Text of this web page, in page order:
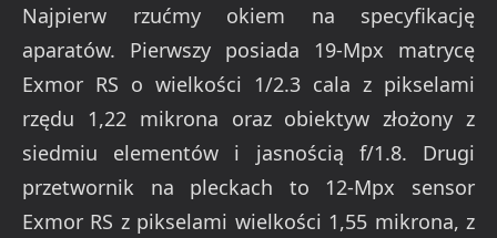
Najpierw rzućmy okiem na specyfikację
aparatów. Pierwszy posiada 19-Mpx matrycę
Exmor RS o wielkości 1/2.3 cala z pikselami
rzędu 1,22 mikrona oraz obiektyw złożony z
siedmiu elementów i jasnością f/1.8. Drugi
przetwornik na pleckach to 12-Mpx sensor
Exmor RS z pikselami wielkości 1,55 mikrona, z